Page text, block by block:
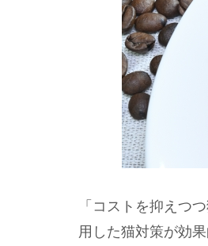
「コストを抑えつ
用した猫対策が効果